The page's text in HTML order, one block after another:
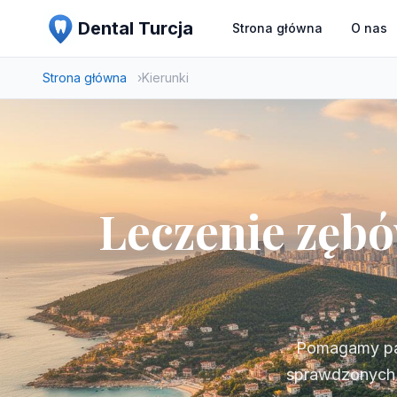
Dental Turcja Strona główna O nas
Strona główna Kierunki
Leczenie
Pomagamy